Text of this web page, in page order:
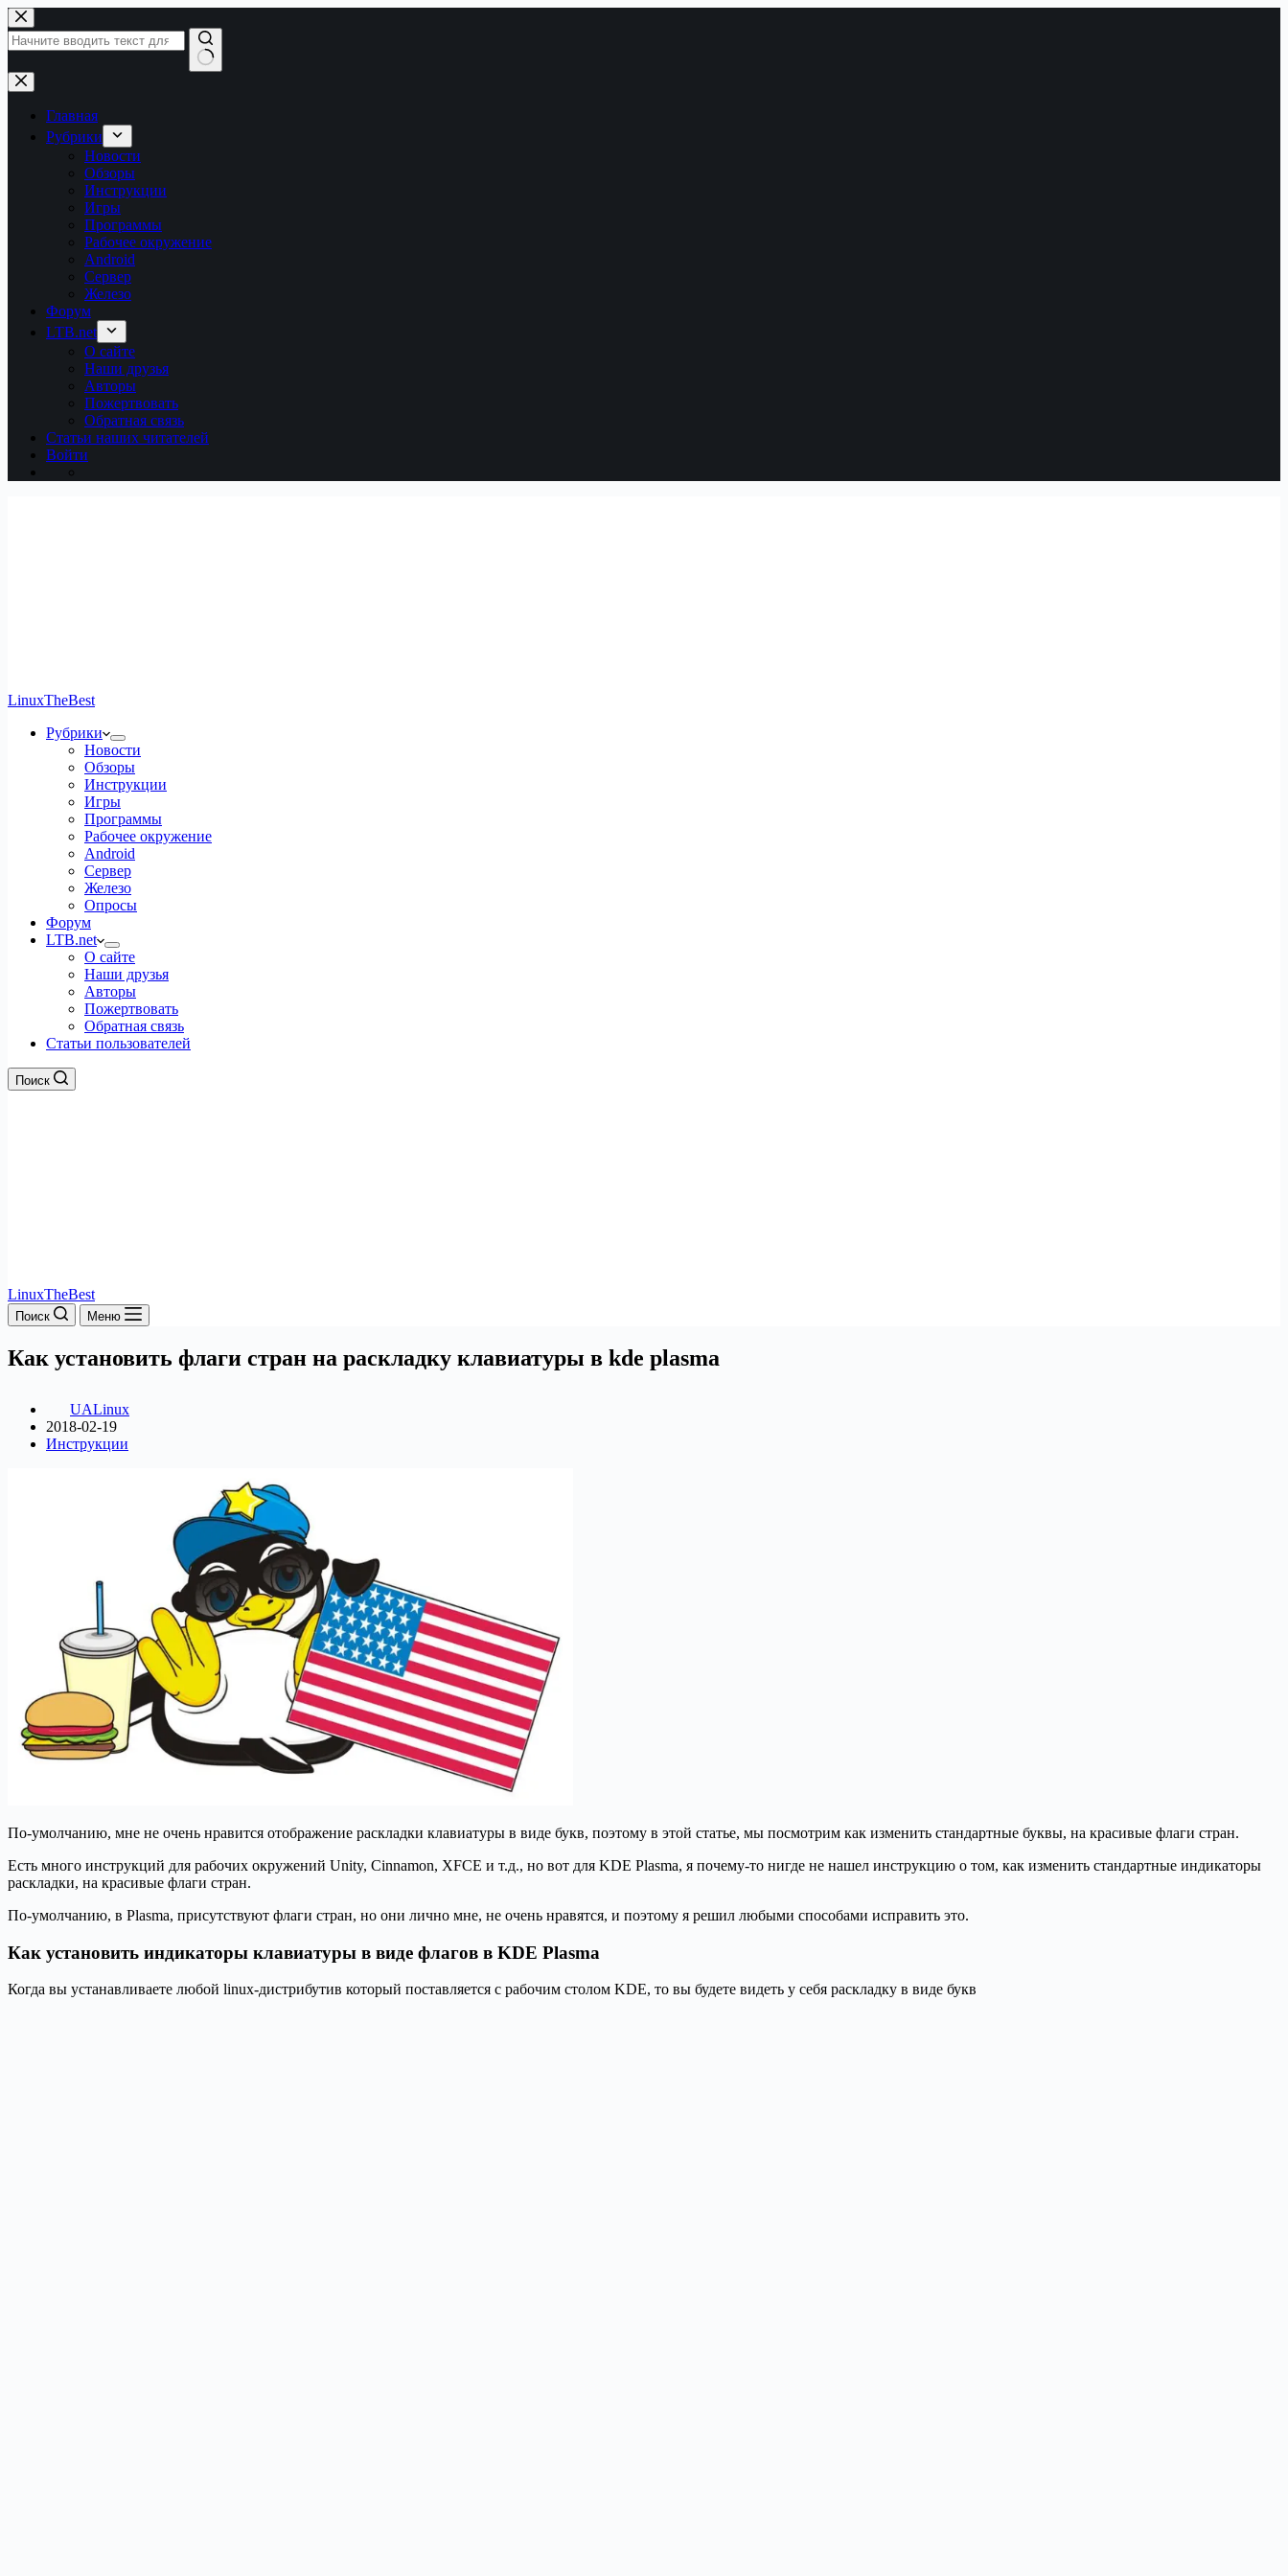
Перейти
к
сути
Ничего
не
найденоГлавная
Рубрики
Новости
Обзоры
Инструкции
Игры
Программы
Рабочее окружение
Android
Сервер
Железо
Форум
LTB.net
О сайте
Наши друзья
Авторы
Пожертвовать
Обратная связь
Статьи наших читателей
Войти
LinuxTheBest
Рубрики
Новости
Обзоры
Инструкции
Игры
Программы
Рабочее окружение
Android
Сервер
Железо
Опросы
Форум
LTB.net
О сайте
Наши друзья
Авторы
Пожертвовать
Обратная связь
Статьи пользователей
Поиск
LinuxTheBest
Поиск Меню
Как установить флаги стран на раскладку клавиатуры в kde plasma
UALinux
2018-02-19
Инструкции
По-умолчанию, мне не очень нравится отображение раскладки клавиатуры в виде букв, поэтому в этой статье, мы посмотрим как изменить стандартные буквы, на красивые флаги стран.
Есть много инструкций для рабочих окружений Unity, Cinnamon, XFCE и т.д., но вот для KDE Plasma, я почему-то нигде не нашел инструкцию о том, как изменить стандартные индикаторы
раскладки, на красивые флаги стран.
По-умолчанию, в Plasma, присутствуют флаги стран, но они лично мне, не очень нравятся, и поэтому я решил любыми способами исправить это.
Как установить индикаторы клавиатуры в виде флагов в KDE Plasma
Когда вы устанавливаете любой linux-дистрибутив который поставляется с рабочим столом KDE, то вы будете видеть у себя раскладку в виде букв